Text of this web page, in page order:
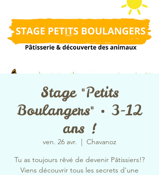
Stage "Petits
Boulangers" • 3-12
ans !
ven. 26 avr.
  |
Chavanoz
Tu as toujours rêvé de devenir Pâtissiers!?
Viens découvrir tous les secrets d'une